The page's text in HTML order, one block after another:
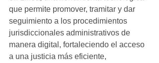
que permite promover, tramitar y dar
seguimiento a los procedimientos
jurisdiccionales administrativos de
manera digital, fortaleciendo el acceso
a una justicia más eficiente,